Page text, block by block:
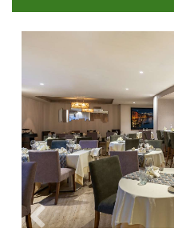
Précedent